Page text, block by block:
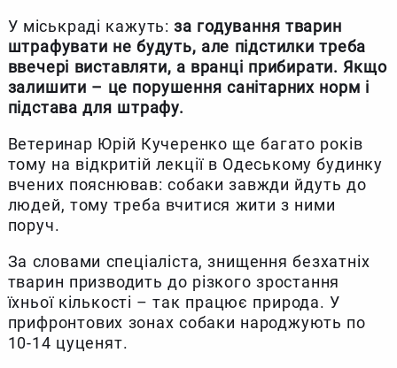
У міськраді кажуть:за годування тварин
штрафувати не будуть, але підстилки треба
ввечері виставляти, а вранці прибирати. Якщо
залишити – це порушення санітарних норм і
підстава для штрафу.
Ветеринар Юрій Кучеренко ще багато років
тому на відкритій лекції в Одеському будинку
вчених пояснював: собаки завжди йдуть до
людей, тому треба вчитися жити з ними
поруч.
За словами спеціаліста, знищення безхатніх
тварин призводить до різкого зростання
їхньої кількості – так працює природа. У
прифронтових зонах собаки народжують по
10-14 цуценят.